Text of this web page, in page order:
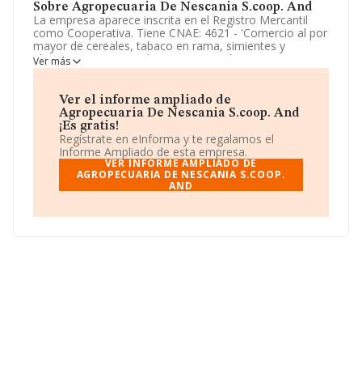
Sobre Agropecuaria De Nescania S.coop. And
La empresa aparece inscrita en el Registro Mercantil
como Cooperativa. Tiene CNAE: 4621 - 'Comercio al por
mayor de cereales, tabaco en rama, simientes y
alimentos para animales'. La compañía no tiene
actividad en mercados exteriores.
La sociedad Agropecuaria de Nescania S.Coop. And
F29481579, tiene su domicilio social establecido en
Urbanización Hacilla núm. S/N, (29240), Valle De
Abdalajis, en Málaga, Andalucía.
En base a la información de la que dispone INFORMA
sobre 12.199 compañías, a nivel nacional la facturación
asciende a 26.805 millones de euros y se calcula un
todas las compañías. Respecto a la información de la
Ver más
Ver el informe ampliado de
Agropecuaria De Nescania S.coop. And
¡Es gratis!
Regístrate en eInforma y te regalamos el
Informe Ampliado de esta empresa.
VER INFORME AMPLIADO DE
AGROPECUARIA DE NESCANIA S.COOP.
AND